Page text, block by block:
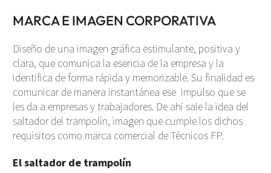
MARCA E IMAGEN CORPORATIVA
Diseño de una imagen gráfica estimulante, positiva y
clara, que comunica la esencia de la empresa y la
identifica de forma rápida y memorizable. Su finalidad es
comunicar de manera instantánea ese impulso que se
les da a empresas y trabajadores. De ahí sale la idea del
saltador del trampolín, imagen que cumple los dichos
requisitos como marca comercial de Técnicos FP.
El saltador de trampolín